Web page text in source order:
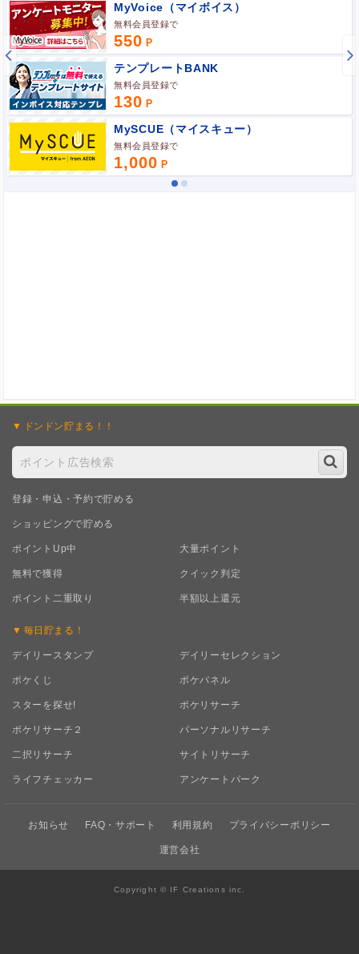
MyVoice（マイボイス）
無料会員登録で
550
テンプレートBANK
無料会員登録で
130
MySCUE（マイスキュー）
無料会員登録で
1,000
ドンドン貯まる！！
登録・申込・予約で貯める
ショッピングで貯める
ポイントUp中 大量ポイント
無料で獲得 クイック判定
ポイント二重取り 半額以上還元
毎日 貯まる！
デイリースタンプ デイリーセレクション
ポケくじ ポケパネル
スターを探せ! ポケリサーチ
ポケリサーチ２ パーソナルリサーチ
二択リサーチ サイトリサーチ
ライフチェッカー アンケートパーク
お知らせ FAQ・サポート 利用規約 プライバシーポリシー
運営会社
Copyright © IF Creations inc.